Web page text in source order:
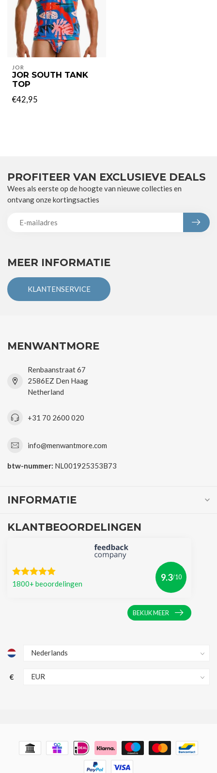
JOR
JOR SOUTH TANK
TOP
€42,95
MEER INFORMATIE
KLANTENSERVICE
PROFITEER VAN EXCLUSIEVE DEALS
Wees als eerste op de hoogte van nieuwe collecties en
ontvang onze kortingsacties
MENWANTMORE
Renbaanstraat 67
2586EZ Den Haag
Netherland
+31 70 2600 020
info@menwantmore.com
btw-nummer: NL001925353B73
INFORMATIE
KLANTBEOORDELINGEN
1800+ beoordelingen
9.3/10
BEKIJK MEER
€